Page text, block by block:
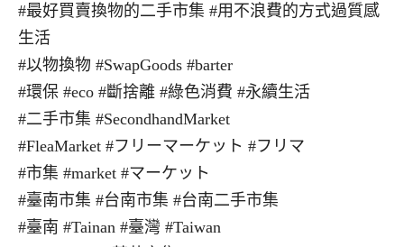
#最好買賣換物的二手市集 #用不浪費的方式過質感
生活
#以物換物 #SwapGoods #barter
#環保 #eco #斷捨離 #綠色消費 #永續生活
#二手市集 #SecondhandMarket
#FleaMarket #フリーマーケット #フリマ
#市集 #market #マーケット
#臺南市集 #台南市集 #台南二手市集
#臺南 #Tainan #臺灣 #Taiwan